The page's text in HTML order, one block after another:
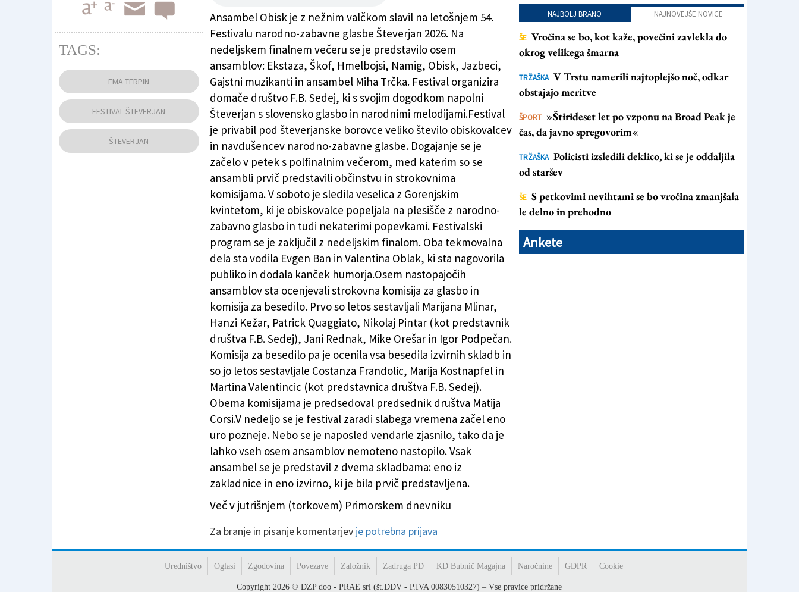
Ansambel Obisk je z nežnim valčkom slavil na letošnjem 54. Festivalu narodno-zabavne glasbe
Števerjan 2026(SKPD Frančišek B. Sedej)
Ansambel Obisk je z nežnim valčkom slavil na letošnjem 54.
Festivalu narodno-zabavne glasbe Števerjan 2026. Na
nedeljskem finalnem večeru se je predstavilo osem
ansamblov: Ekstaza, Škof, Hmelbojsi, Namig, Obisk, Jazbeci,
Gajstni muzikanti in ansambel Miha Trčka. Festival organizira
domače društvo F.B. Sedej, ki s svojim dogodkom napolni
Števerjan s slovensko glasbo in narodnimi melodijami.Festival
je privabil pod števerjanske borovce veliko število obiskovalcev
in navdušencev narodno-zabavne glasbe. Dogajanje se je
začelo v petek s polfinalnim večerom, med katerim so se
ansambli prvič predstavili občinstvu in strokovnima
komisijama. V soboto je sledila veselica z Gorenjskim
kvintetom, ki je obiskovalce popeljala na plesišče z narodno-
zabavno glasbo in tudi nekaterimi popevkami. Festivalski
program se je zaključil z nedeljskim finalom. Oba tekmovalna
dela sta vodila Evgen Ban in Valentina Oblak, ki sta nagovorila
publiko in dodala kanček humorja.Osem nastopajočih
ansamblov sta ocenjevali strokovna komisija za glasbo in
komisija za besedilo. Prvo so letos sestavljali Marijana Mlinar,
Hanzi Kežar, Patrick Quaggiato, Nikolaj Pintar (kot predstavnik
društva F.B. Sedej), Jani Rednak, Mike Orešar in Igor Podpečan.
Komisija za besedilo pa je ocenila vsa besedila izvirnih skladb in
so jo letos sestavljale Costanza Frandolic, Marija Kostnapfel in
Martina Valentincic (kot predstavnica društva F.B. Sedej).
Obema komisijama je predsedoval predsednik društva Matija
Corsi.V nedeljo se je festival zaradi slabega vremena začel eno
uro pozneje. Nebo se je naposled vendarle zjasnilo, tako da je
lahko vseh osem ansamblov nemoteno nastopilo. Vsak
ansambel se je predstavil z dvema skladbama: eno iz
zakladnice in eno izvirno, ki je bila prvič predstavljena.
Več v jutrišnjem (torkovem) Primorskem dnevniku
Za branje in pisanje komentarjev je potrebna prijava
TAGS:
EMA TERPIN
FESTIVAL ŠTEVERJAN
ŠTEVERJAN
NAJBOLJ BRANO NAJNOVEJŠE NOVICE
ŠE Vročina se bo, kot kaže, povečini zavlekla do
okrog velikega šmarna
TRŽAŠKA V Trstu namerili najtoplejšo noč, odkar
obstajajo meritve
ŠPORT »Štirideset let po vzponu na Broad Peak je
čas, da javno spregovorim«
TRŽAŠKA Policisti izsledili deklico, ki se je oddaljila
od staršev
ŠE S petkovimi nevihtami se bo vročina zmanjšala
le delno in prehodno
Ankete
Uredništvo Oglasi Zgodovina Povezave Založnik Zadruga PD KD Bubnič Magajna Naročnine GDPR Cookie
Copyright 2026 © DZP doo - PRAE srl (št.DDV - P.IVA 00830510327) – Vse pravice pridržane